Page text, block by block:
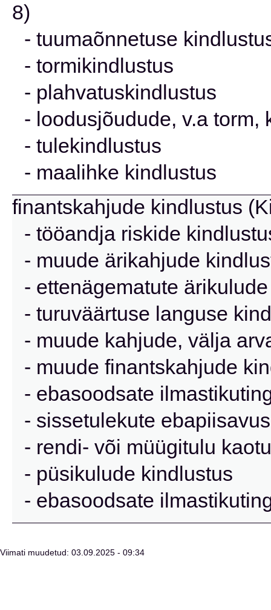
8)
- tuumaõnnetuse
- tormikindlustus
- plahvatuskindlustus
- loodusjõudude, v.a torm,
- tulekindlustus
- maalihke kindlustus
finantskahjude kindlustus
- tööandja riskide
- muude ärikahjude
- ettenägematute
- turuväärtuse languse
- muude kahjude, välja
- muude finantskahjude
- ebasoodsate
- sissetulekute
- rendi- või müügitulu
- püsikulude kindlustus
- ebasoodsate
Viimati muudetud: 03.09.2025 - 09:34